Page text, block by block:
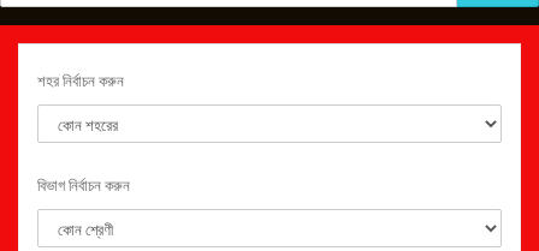
শহর নির্বাচন করুন
বিভাগ নির্বাচন করুন